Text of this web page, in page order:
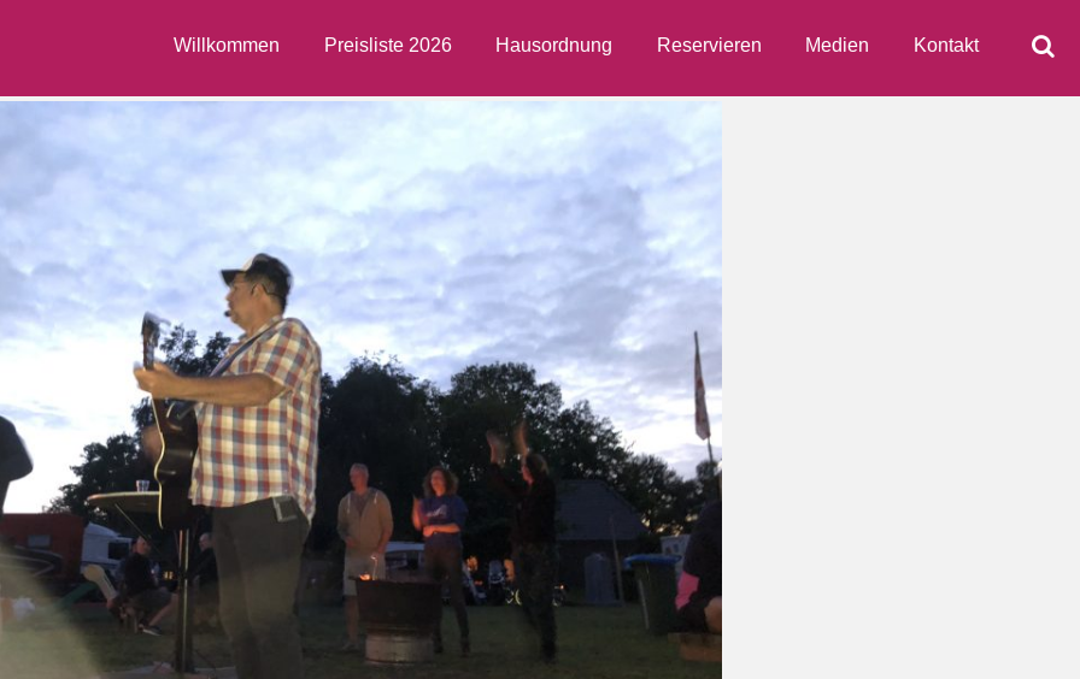
Willkommen Preisliste 2026 Hausordnung Reservieren Medien Kontakt